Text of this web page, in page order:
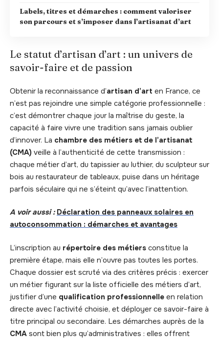
Labels, titres et démarches : comment valoriser
son parcours et s’imposer dans l’artisanat d’art
Le statut d’artisan d’art : un univers de
savoir-faire et de passion
Obtenir la reconnaissance d’artisan d’art en France, ce
n’est pas rejoindre une simple catégorie professionnelle :
c’est démontrer chaque jour la maîtrise du geste, la
capacité à faire vivre une tradition sans jamais oublier
d’innover. La chambre des métiers et de l’artisanat
(CMA) veille à l’authenticité de cette transmission :
chaque métier d’art, du tapissier au luthier, du sculpteur sur
bois au restaurateur de tableaux, puise dans un héritage
parfois séculaire qui ne s’éteint qu’avec l’inattention.
A voir aussi : Déclaration des panneaux solaires en
autoconsommation : démarches et avantages
L’inscription au répertoire des métiers constitue la
première étape, mais elle n’ouvre pas toutes les portes.
Chaque dossier est scruté via des critères précis : exercer
un métier figurant sur la liste officielle des métiers d’art,
justifier d’une qualification professionnelle en relation
directe avec l’activité choisie, et déployer ce savoir-faire à
titre principal ou secondaire. Les démarches auprès de la
CMA sont bien plus qu’administratives : elles offrent